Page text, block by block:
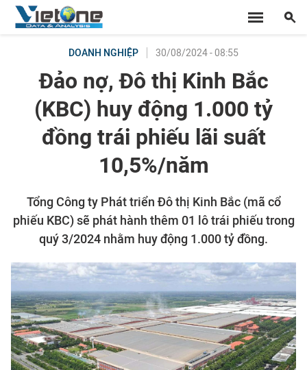
DOANH NGHIỆP 30/08/2024 - 08:55
Đảo nợ, Đô thị Kinh Bắc
(KBC) huy động 1.000 tỷ
đồng trái phiếu lãi suất
10,5%/năm
Tổng Công ty Phát triển Đô thị Kinh Bắc (mã cổ
phiếu KBC) sẽ phát hành thêm 01 lô trái phiếu trong
quý 3/2024 nhằm huy động 1.000 tỷ đồng.